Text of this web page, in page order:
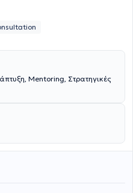
20 years of marriage, and
careers. Notably, she is
Mentoring, Στρατηγικές